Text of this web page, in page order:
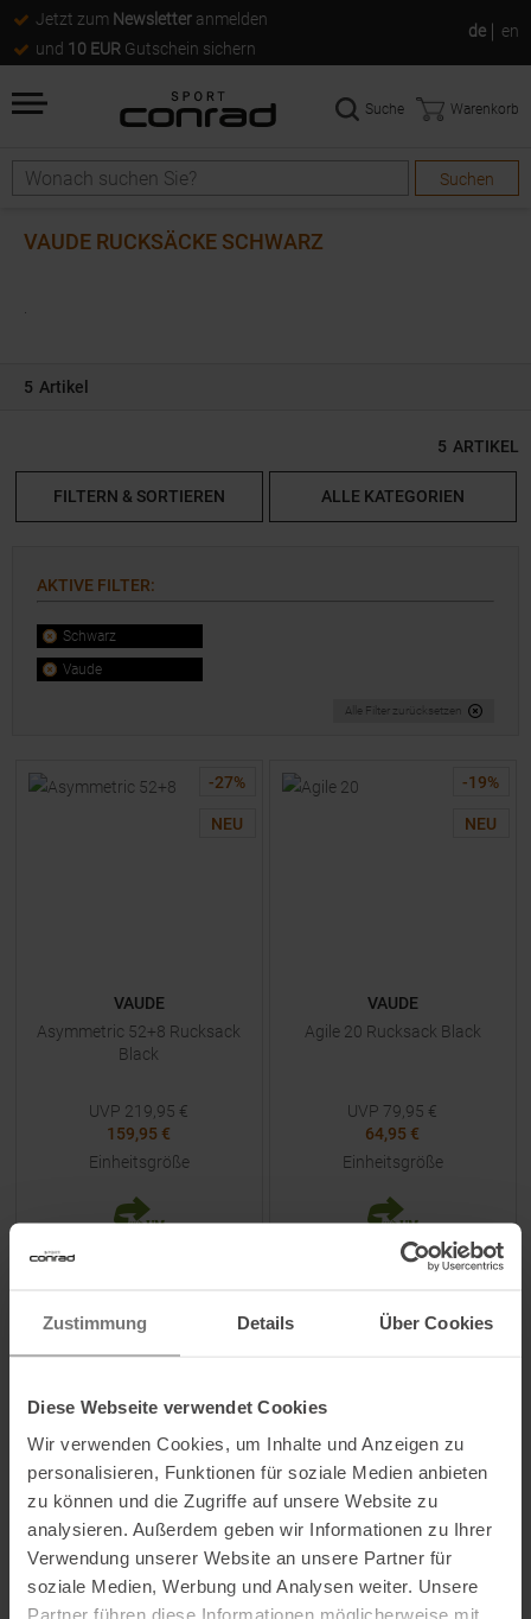
Zustimmung Details Über Cookies
Diese Webseite verwendet Cookies
Wir verwenden Cookies, um Inhalte und Anzeigen zu
personalisieren, Funktionen für soziale Medien anbieten
zu können und die Zugriffe auf unsere Website zu
analysieren. Außerdem geben wir Informationen zu Ihrer
Verwendung unserer Website an unsere Partner für
soziale Medien, Werbung und Analysen weiter. Unsere
Partner führen diese Informationen möglicherweise mit
Jetzt zum Newsletter anmelden
und 10 EUR Gutschein sichern
de en
Suche
Suchen
Suche Warenkorb
VAUDE RUCKSÄCKE SCHWARZ
5 Artikel
5 ARTIKEL
FILTERN & SORTIEREN ALLE KATEGORIEN
AKTIVE FILTER:
Schwarz
Vaude
Alle Filter zurücksetzen
-27%
NEU
VAUDE
Asymmetric 52+8 Rucksack
Black
UVP 219,95 €
159,95 €
Einheitsgröße
-19%
NEU
VAUDE
Agile 20 Rucksack Black
UVP 79,95 €
64,95 €
Einheitsgröße
VAUDE
Jura 24 Rucksack Black
Wizard 18+4 Rucksack Black